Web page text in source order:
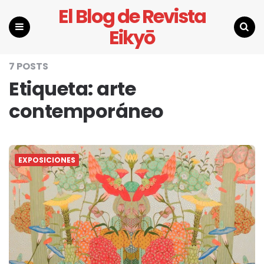
El Blog de Revista
Eikyō
7 POSTS
Etiqueta:arte
contemporáneo
EXPOSICIONES